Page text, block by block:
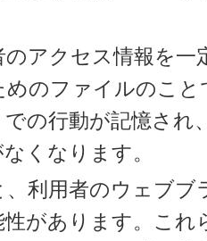
アクセス情報を
のファイルのこ
の行動が記憶さ
くなります。
利用者のウェブ
があります。こ